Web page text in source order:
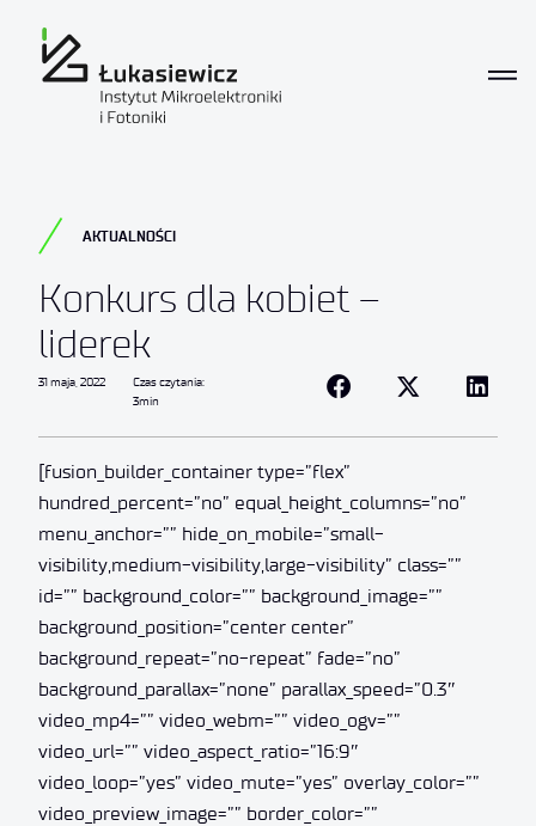
AKTUALNOŚCI
Konkurs dla kobiet –
liderek
31 maja, 2022
Czas czytania:
3min
[fusion_builder_container type=”flex”
hundred_percent=”no” equal_height_columns=”no”
menu_anchor=”” hide_on_mobile=”small-
visibility,medium-visibility,large-visibility” class=””
id=”” background_color=”” background_image=””
background_position=”center center”
background_repeat=”no-repeat” fade=”no”
background_parallax=”none” parallax_speed=”0.3″
video_mp4=”” video_webm=”” video_ogv=””
video_url=”” video_aspect_ratio=”16:9″
video_loop=”yes” video_mute=”yes” overlay_color=””
video_preview_image=”” border_color=””